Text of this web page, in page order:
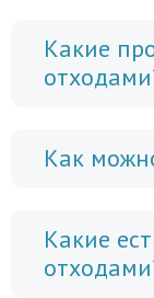
Какие
Как
Какие